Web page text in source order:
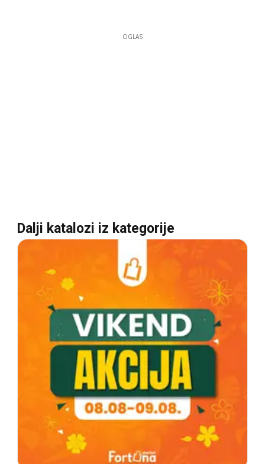
OGLAS
Dalji katalozi iz kategorije